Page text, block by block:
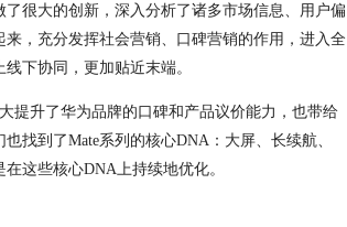
很大的创新，深入分析了诸多市场信息、用户偏
，充分发挥社会营销、口碑营销的作用，进入全
下协同，更加贴近末端。
提升了华为品牌的口碑和产品议价能力，也带给
找到了Mate系列的核心DNA：大屏、长续航、
这些核心DNA上持续地优化。